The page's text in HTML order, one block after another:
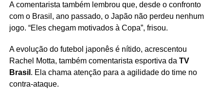
A comentarista também lembrou que, desde o confronto
com o Brasil, ano passado, o Japão não perdeu nenhum
jogo. “Eles chegam motivados à Copa”, frisou.
A evolução do futebol japonês é nítido, acrescentou
Rachel Motta, também comentarista esportiva da TV
Brasil . Ela chama atenção para a agilidade do time no
contra-ataque.